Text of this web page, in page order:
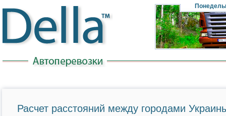
Расчет расстояний между городами